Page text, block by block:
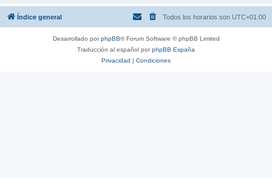
Índice general Todos los horarios son UTC+01:00
Desarrollado porphpBB® Forum Software © phpBB Limited
Traducción al español porphpBB España
Privacidad | Condiciones